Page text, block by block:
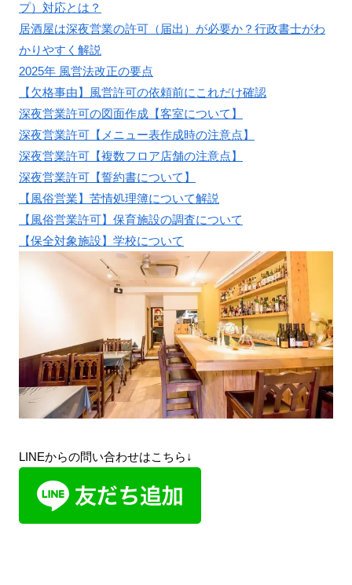
プ）対応とは？
居酒屋は深夜営業の許可（届出）が必要か？行政書士がわ
かりやすく解説
2025年 風営法改正の要点
【欠格事由】風営許可の依頼前にこれだけ確認
深夜営業許可の図面作成【客室について】
深夜営業許可【メニュー表作成時の注意点】
深夜営業許可【複数フロア店舗の注意点】
深夜営業許可【誓約書について】
【風俗営業】苦情処理簿について解説
【風俗営業許可】保育施設の調査について
【保全対象施設】学校について
LINEからの問い合わせはこちら↓